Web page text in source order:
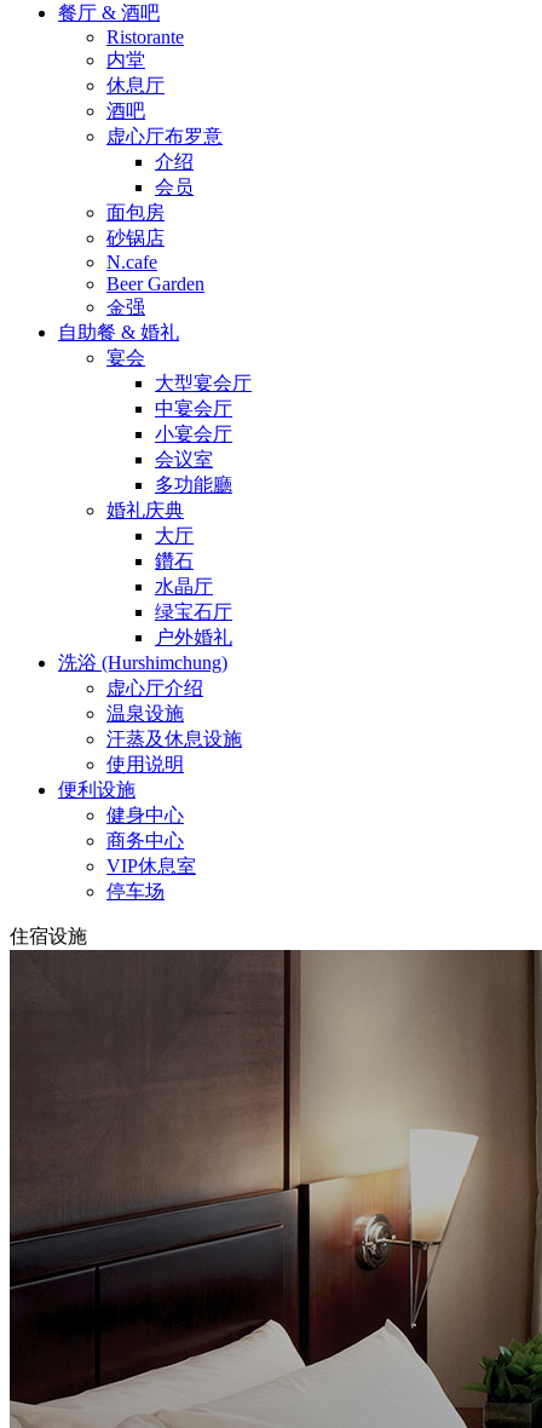
餐厅 & 酒吧
Ristorante
内堂
休息厅
酒吧
虚心厅布罗意
介绍
会员
面包房
砂锅店
N.cafe
Beer Garden
金强
自助餐 & 婚礼
宴会
大型宴会厅
中宴会厅
小宴会厅
会议室
多功能廳
婚礼庆典
大厅
鑽石
水晶厅
绿宝石厅
户外婚礼
洗浴 (Hurshimchung)
虚心厅介绍
温泉设施
汗蒸及休息设施
使用说明
便利设施
健身中心
商务中心
VIP休息室
停车场
住宿设施